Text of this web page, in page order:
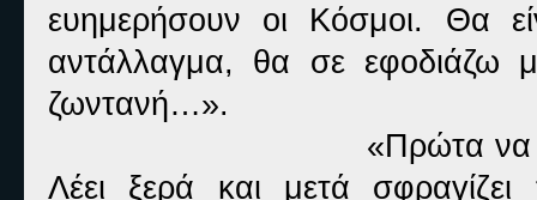
ευημερήσουν οι Κόσμοι. Θα
αντάλλαγμα, θα σε εφοδιάζω
ζωντανή…».
«Πρώτα να
Λέει ξερά και μετά